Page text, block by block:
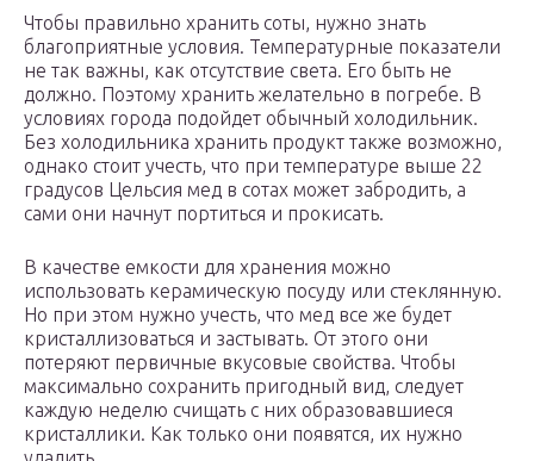
Чтобы правильно хранить соты, нужно знать
благоприятные условия. Температурные показатели
не так важны, как отсутствие света. Его быть не
должно. Поэтому хранить желательно в погребе. В
условиях города подойдет обычный холодильник.
Без холодильника хранить продукт также возможно,
однако стоит учесть, что при температуре выше 22
градусов Цельсия мед в сотах может забродить, а
сами они начнут портиться и прокисать.
В качестве емкости для хранения можно
использовать керамическую посуду или стеклянную.
Но при этом нужно учесть, что мед все же будет
кристаллизоваться и застывать. От этого они
потеряют первичные вкусовые свойства. Чтобы
максимально сохранить пригодный вид, следует
каждую неделю счищать с них образовавшиеся
кристаллики. Как только они появятся, их нужно